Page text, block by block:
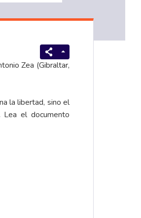
Zea (Gibraltar,
la libertad, sino el
Lea el documento